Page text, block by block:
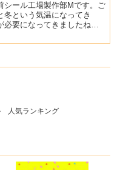
シール工場製作部Mです。ご
という気温になってき
必要になってきましたね⛄
人気ランキング